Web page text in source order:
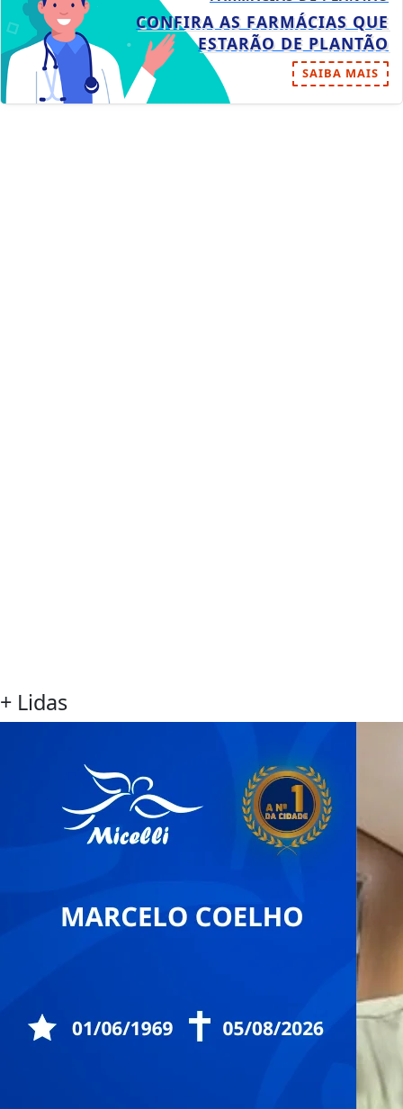
CONFIRA AS FARMÁCIAS QUE
ESTARÃO DE PLANTÃO
SAIBA MAIS
+ Lidas